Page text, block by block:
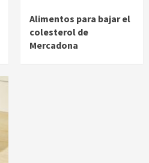
Alimentos para bajar el
colesterol de
Mercadona